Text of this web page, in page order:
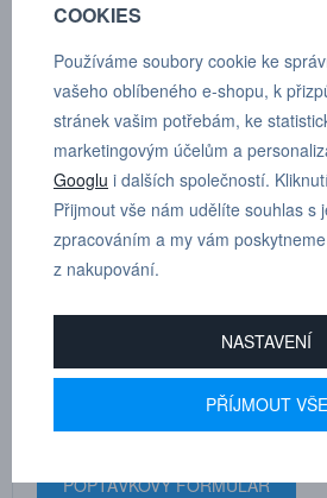
Sada středících šroubů.
DRHOLEC
technické poradenství
+420 731
POPTÁVKOVÝ FORMULÁŘ
COOKIES
Používáme soubory cookie ke
vašeho oblíbeného e-shopu, k
stránek vašim potřebám, ke
marketingovým účelům a
Googlu i dalších společností.
Přijmout vše nám udělíte souhlas s
zpracováním a my vám
z nakupování.
NASTAVENÍ
PŘÍJMOUT VŠE